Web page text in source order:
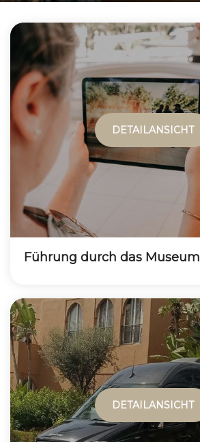
DETAILANSICHT
Führung durch das Museum
DETAILANSICHT